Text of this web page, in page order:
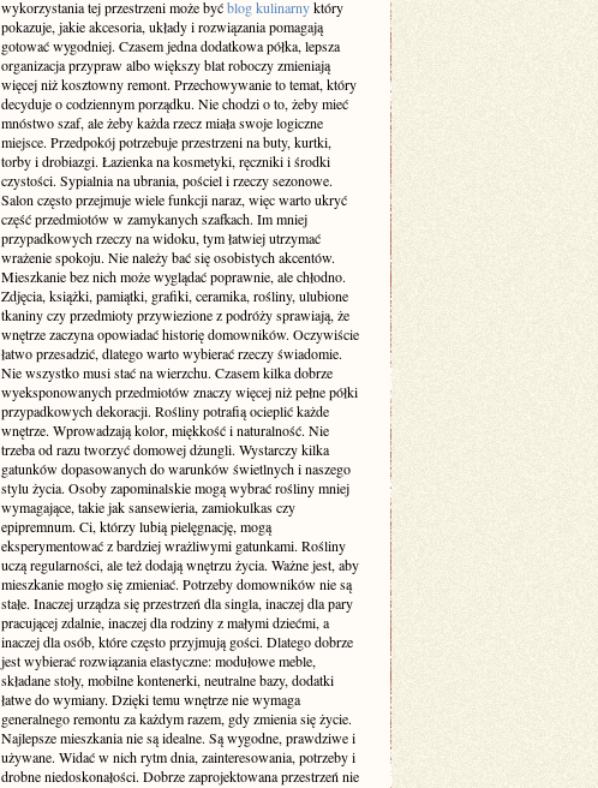
wykorzystania tej przestrzeni może byćblog kulinarnyktóry
pokazuje, jakie akcesoria, układy i rozwiązania pomagają
gotować wygodniej. Czasem jedna dodatkowa półka, lepsza
organizacja przypraw albo większy blat roboczy zmieniają
więcej niż kosztowny remont. Przechowywanie to temat, który
decyduje o codziennym porządku. Nie chodzi o to, żeby mieć
mnóstwo szaf, ale żeby każda rzecz miała swoje logiczne
miejsce. Przedpokój potrzebuje przestrzeni na buty, kurtki,
torby i drobiazgi. Łazienka na kosmetyki, ręczniki i środki
czystości. Sypialnia na ubrania, pościel i rzeczy sezonowe.
Salon często przejmuje wiele funkcji naraz, więc warto ukryć
część przedmiotów w zamykanych szafkach. Im mniej
przypadkowych rzeczy na widoku, tym łatwiej utrzymać
wrażenie spokoju. Nie należy bać się osobistych akcentów.
Mieszkanie bez nich może wyglądać poprawnie, ale chłodno.
Zdjęcia, książki, pamiątki, grafiki, ceramika, rośliny, ulubione
tkaniny czy przedmioty przywiezione z podróży sprawiają, że
wnętrze zaczyna opowiadać historię domowników. Oczywiście
łatwo przesadzić, dlatego warto wybierać rzeczy świadomie.
Nie wszystko musi stać na wierzchu. Czasem kilka dobrze
wyeksponowanych przedmiotów znaczy więcej niż pełne półki
przypadkowych dekoracji. Rośliny potrafią ocieplić każde
wnętrze. Wprowadzają kolor, miękkość i naturalność. Nie
trzeba od razu tworzyć domowej dżungli. Wystarczy kilka
gatunków dopasowanych do warunków świetlnych i naszego
stylu życia. Osoby zapominalskie mogą wybrać rośliny mniej
wymagające, takie jak sansewieria, zamiokulkas czy
epipremnum. Ci, którzy lubią pielęgnację, mogą
eksperymentować z bardziej wrażliwymi gatunkami. Rośliny
uczą regularności, ale też dodają wnętrzu życia. Ważne jest, aby
mieszkanie mogło się zmieniać. Potrzeby domowników nie są
stałe. Inaczej urządza się przestrzeń dla singla, inaczej dla pary
pracującej zdalnie, inaczej dla rodziny z małymi dziećmi, a
inaczej dla osób, które często przyjmują gości. Dlatego dobrze
jest wybierać rozwiązania elastyczne: modułowe meble,
składane stoły, mobilne kontenerki, neutralne bazy, dodatki
łatwe do wymiany. Dzięki temu wnętrze nie wymaga
generalnego remontu za każdym razem, gdy zmienia się życie.
Najlepsze mieszkania nie są idealne. Są wygodne, prawdziwe i
używane. Widać w nich rytm dnia, zainteresowania, potrzeby i
drobne niedoskonałości. Dobrze zaprojektowana przestrzeń nie